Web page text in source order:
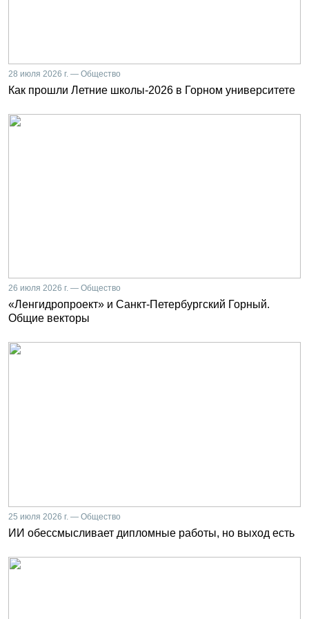
28 июля 2026 г. — Общество
Как прошли Летние школы-2026 в Горном университете
26 июля 2026 г. — Общество
«Ленгидропроект» и Санкт-Петербургский Горный.
Общие векторы
25 июля 2026 г. — Общество
ИИ обессмысливает дипломные работы, но выход есть